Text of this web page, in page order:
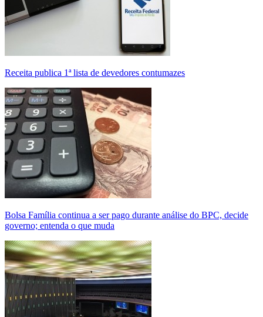
Receita publica 1ª lista de devedores contumazes
Bolsa Família continua a ser pago durante análise do BPC, decide
governo; entenda o que muda